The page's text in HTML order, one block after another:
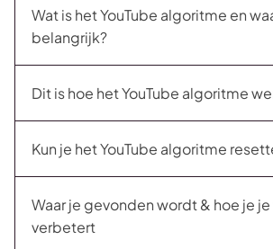
Wat is het YouTube algoritme en
belangrijk?
Dit is hoe het YouTube algoritme
Kun je het YouTube algoritme
Waar je gevonden wordt & hoe je
verbetert